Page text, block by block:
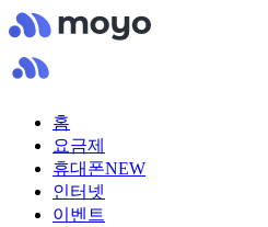
홈
요금제
휴대폰NEW
인터넷
이벤트